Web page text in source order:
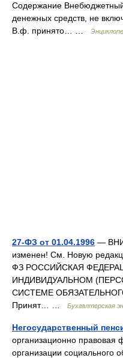
Содержание
денежных средств, не
В.ф. принято… …
27-ФЗ от 01.04.1996 —
изменен! См. Новую
ФЗ РОССИЙСКАЯ
ИНДИВИДУАЛЬНОМ
СИСТЕМЕ
Принят… …
Бухгалтерская
Негосударственный
организационно правовая
организации социального